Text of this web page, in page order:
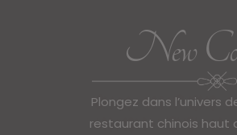
New
Plongez dans l’univers
restaurant chinois haut